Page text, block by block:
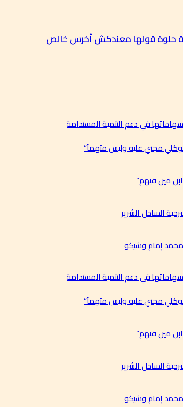
حلوة قولها معندكش أخرس خالص
مجني عليه وليس متهماً”
مين فيهم”
الساحل الشرير
إمام وشيكو
مجني عليه وليس متهماً”
مين فيهم”
الساحل الشرير
إمام وشيكو